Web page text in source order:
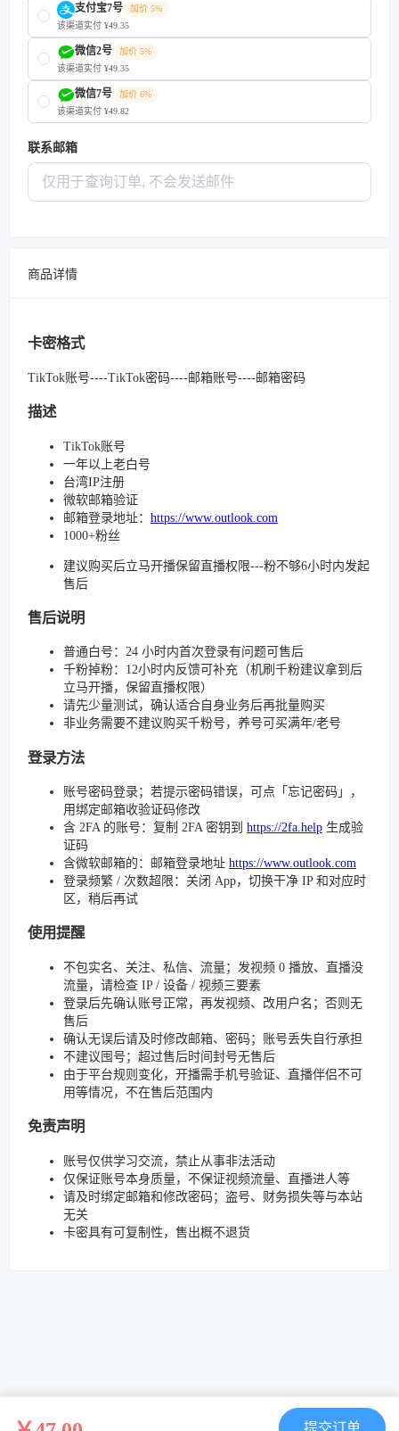
支付宝7号
加价 5%
该渠道实付 ¥49.35
微信2号
加价 5%
该渠道实付 ¥49.35
微信7号
加价 6%
该渠道实付 ¥49.82
联系邮箱
商品详情
卡密格式
TikTok账号----TikTok密码----邮箱账号----邮箱密码
描述
TikTok账号
一年以上老白号
台湾IP注册
微软邮箱验证
邮箱登录地址： https://www.outlook.com
1000+粉丝
建议购买后立马开播保留直播权限---粉不够6小时内发起
售后
售后说明
普通白号：24 小时内首次登录有问题可售后
千粉掉粉：12小时内反馈可补充（机刷千粉建议拿到后
立马开播，保留直播权限）
请先少量测试，确认适合自身业务后再批量购买
非业务需要不建议购买千粉号，养号可买满年/老号
登录方法
账号密码登录；若提示密码错误，可点「忘记密码」，
用绑定邮箱收验证码修改
含 2FA 的账号：复制 2FA 密钥到 https://2fa.help 生成验
证码
含微软邮箱的：邮箱登录地址 https://www.outlook.com
登录频繁 / 次数超限：关闭 App，切换干净 IP 和对应时
区，稍后再试
使用提醒
不包实名、关注、私信、流量；发视频 0 播放、直播没
流量，请检查 IP / 设备 / 视频三要素
登录后先确认账号正常，再发视频、改用户名；否则无
售后
确认无误后请及时修改邮箱、密码；账号丢失自行承担
不建议囤号；超过售后时间封号无售后
由于平台规则变化，开播需手机号验证、直播伴侣不可
用等情况，不在售后范围内
免责声明
账号仅供学习交流，禁止从事非法活动
仅保证账号本身质量，不保证视频流量、直播进人等
请及时绑定邮箱和修改密码；盗号、财务损失等与本站
无关
卡密具有可复制性，售出概不退货
提交订单